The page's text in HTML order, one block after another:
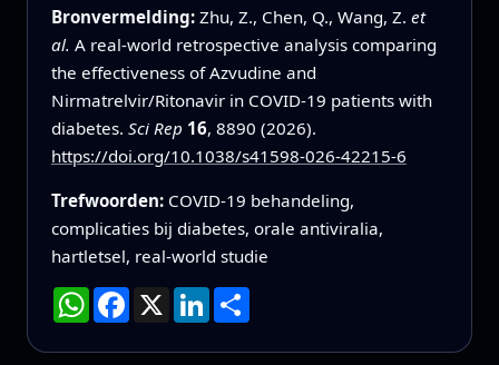
Bronvermelding: Zhu, Z., Chen, Q., Wang, Z. et
al. A real-world retrospective analysis comparing
the effectiveness of Azvudine and
Nirmatrelvir/Ritonavir in COVID-19 patients with
diabetes. Sci Rep 16, 8890 (2026).
https://doi.org/10.1038/s41598-026-42215-6
Trefwoorden: COVID-19 behandeling,
complicaties bij diabetes, orale antiviralia,
hartletsel, real-world studie
WhatsApp
Facebook
X LinkedIn
Deel